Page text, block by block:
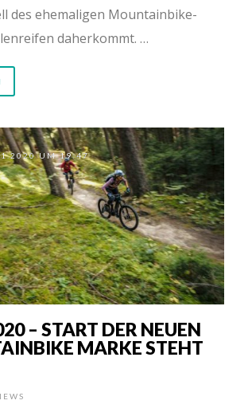
des ehemaligen Mountainbike-
daherkommt. …
UM 19:47
– START DER NEUEN
MARKE STEHT